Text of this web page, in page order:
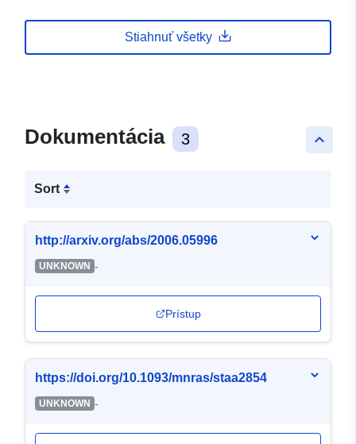
Stiahnuť všetky
keyboard_arrow_up
Dokumentácia 3
Sort
http://arxiv.org/abs/2006.05996
UNKNOWN -
Prístup
https://doi.org/10.1093/mnras/staa2854
UNKNOWN -